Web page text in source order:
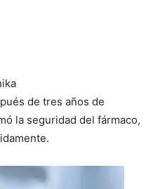
de tres años de
la seguridad del fármaco,